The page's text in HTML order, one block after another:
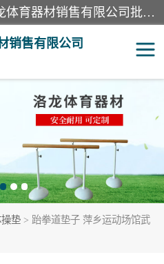
【1分钟前更新】盐山洛龙体育器材销售有限公司批量供应：300米障碍器材、400米障碍器材、部队训练器材、双杠、体操垫、舞蹈把杆等产品。盐山洛龙体育器材销售有限公司经过多年的发展，集研发，生产，销售，售后服务为一体. 奉行“质量，信誉，服务”的宗旨，以开拓创新的精神和真诚守信的态度积极进取。
销售有限公司
垫 > 跆拳道垫子 萍乡运动场馆武
舞蹈把杆
体操垫
攀爬架
400米障碍器材1